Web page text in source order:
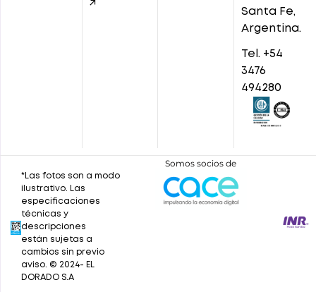
↗
Santa Fe,
Argentina.
Tel. +54
3476
494280
*Las fotos son a modo
ilustrativo. Las
especificaciones
técnicas y
descripciones
están sujetas a
cambios sin previo
aviso. © 2024- EL
DORADO S.A
Somos socios de